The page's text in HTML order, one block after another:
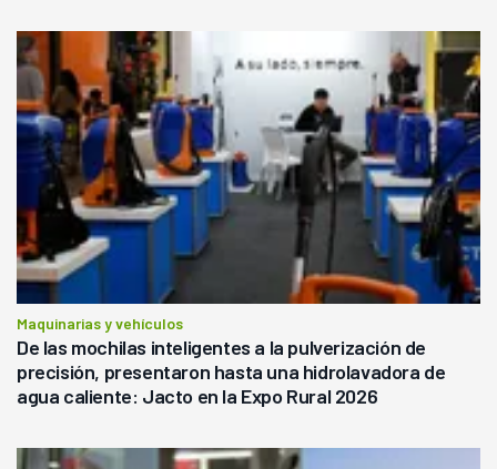
Maquinarias y vehículos
De las mochilas inteligentes a la pulverización de
precisión, presentaron hasta una hidrolavadora de
agua caliente: Jacto en la Expo Rural 2026